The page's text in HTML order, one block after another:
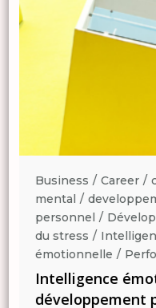
Business Career
mental
personnel
du stress
émotionnelle
Intelligence
développement